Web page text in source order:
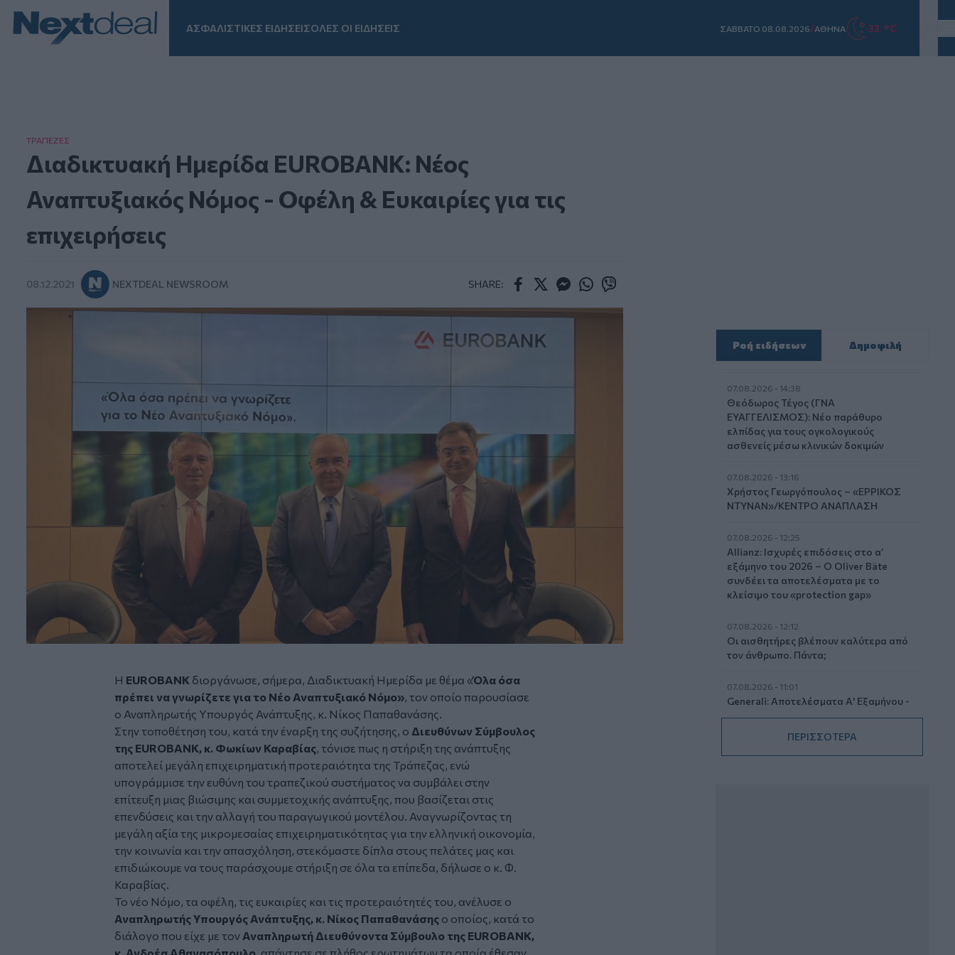
ΑΣΦΑΛΙΣΤΙΚΕΣ ΕΙΔΗΣΕΙΣΟΛΕΣ ΟΙ ΕΙΔΗΣΕΙΣ ΣAΒΒΑΤΟ 08.08.2026/ΑΘΗΝΑ 33 °C
ΤΡAΠΕΖΕΣ
Διαδικτυακή Ημερίδα EUROBANK: Νέος
Αναπτυξιακός Νόμος - Οφέλη & Ευκαιρίες για τις
επιχειρήσεις
08.12.2021 NEXTDEAL NEWSROOM SHARE:
Η EUROBANK διοργάνωσε, σήμερα, Διαδικτυακή Ημερίδα με θέμα «Όλα όσα
πρέπει να γνωρίζετε για το Νέο Αναπτυξιακό Νόμο», τον οποίο παρουσίασε
ο Αναπληρωτής Υπουργός Ανάπτυξης, κ. Νίκος Παπαθανάσης.
Στην τοποθέτηση του, κατά την έναρξη της συζήτησης, ο Διευθύνων Σύμβουλος
της EUROBANK, κ. Φωκίων Καραβίας, τόνισε πως η στήριξη της ανάπτυξης
αποτελεί μεγάλη επιχειρηματική προτεραιότητα της Τράπεζας, ενώ
υπογράμμισε την ευθύνη του τραπεζικού συστήματος να συμβάλει στην
επίτευξη μιας βιώσιμης και συμμετοχικής ανάπτυξης, που βασίζεται στις
επενδύσεις και την αλλαγή του παραγωγικού μοντέλου. Αναγνωρίζοντας τη
μεγάλη αξία της μικρομεσαίας επιχειρηματικότητας για την ελληνική οικονομία,
την κοινωνία και την απασχόληση, στεκόμαστε δίπλα στους πελάτες μας και
επιδιώκουμε να τους παράσχουμε στήριξη σε όλα τα επίπεδα, δήλωσε ο κ. Φ.
Καραβίας.
Το νέο Νόμο, τα οφέλη, τις ευκαιρίες και τις προτεραιότητές του, ανέλυσε ο
Αναπληρωτής Υπουργός Ανάπτυξης, κ. Νίκος Παπαθανάσης ο οποίος, κατά το
διάλογο που είχε με τον Αναπληρωτή Διευθύνοντα Σύμβουλο της EUROBANK,
Ροή ειδήσεων Δημοφιλή
07.08.2026 - 14:38
Θεόδωρος Τέγος (ΓΝΑ
ΕΥΑΓΓΕΛΙΣΜΟΣ): Νέο παράθυρο
ελπίδας για τους ογκολογικούς
ασθενείς μέσω κλινικών δοκιμών
07.08.2026 - 13:16
Χρήστος Γεωργόπουλος – «ΕΡΡΙΚΟΣ
ΝΤΥΝΑΝ»/ΚΕΝΤΡΟ ΑΝΑΠΛΑΣΗ
07.08.2026 - 12:25
Allianz: Ισχυρές επιδόσεις στο α’
εξάμηνο του 2026 – Ο Oliver Bäte
συνδέει τα αποτελέσματα με το
κλείσιμο του «protection gap»
07.08.2026 - 12:12
Οι αισθητήρες βλέπουν καλύτερα από
τον άνθρωπο. Πάντα;
07.08.2026 - 11:01
Generali: Αποτελέσματα Α' Εξαμήνου -
Εξαιρετική ανάπτυξη στα Λειτουργικά
Αποτελέσματα με συμβολή από όλες
τις επιχειρηματικές δραστηριότητες
ΠΕΡΙΣΣΟΤΕΡΑ